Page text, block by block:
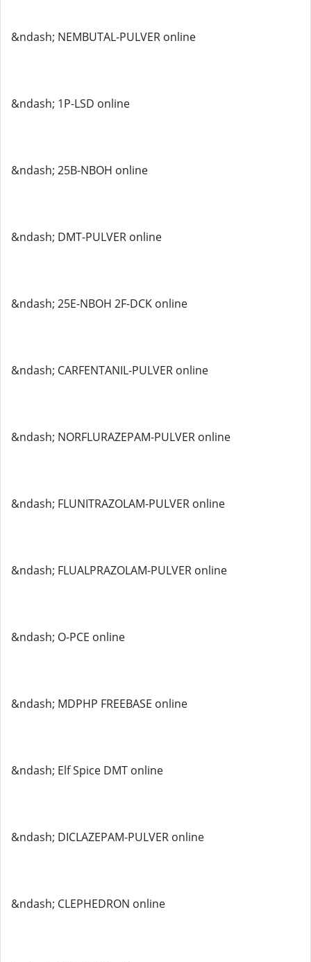
&ndash; NEMBUTAL-PULVER online
&ndash; 1P-LSD online
&ndash; 25B-NBOH online
&ndash; DMT-PULVER online
&ndash; 25E-NBOH 2F-DCK online
&ndash; CARFENTANIL-PULVER online
&ndash; NORFLURAZEPAM-PULVER online
&ndash; FLUNITRAZOLAM-PULVER online
&ndash; FLUALPRAZOLAM-PULVER online
&ndash; O-PCE online
&ndash; MDPHP FREEBASE online
&ndash; Elf Spice DMT online
&ndash; DICLAZEPAM-PULVER online
&ndash; CLEPHEDRON online